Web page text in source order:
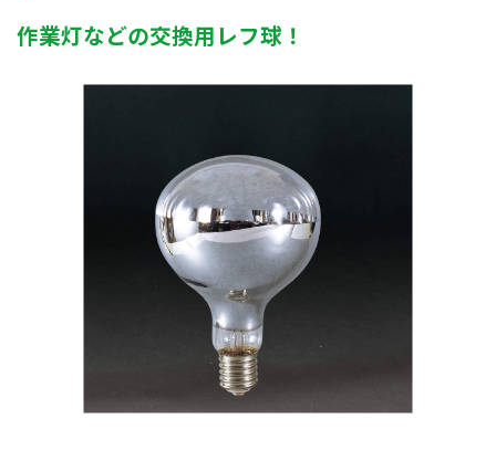
作業灯などの交換用レフ球！